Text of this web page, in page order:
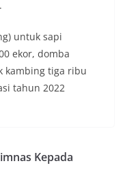
untuk sapi
ekor, domba
kambing tiga ribu
tahun 2022
Kepada